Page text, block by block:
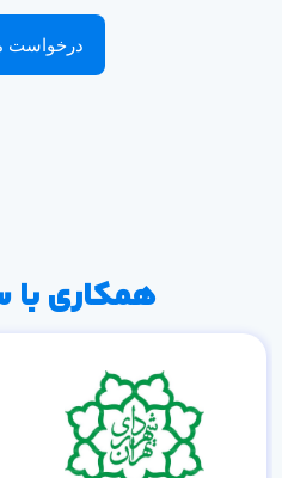
درخواست
همکاری با